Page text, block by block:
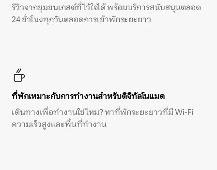
รีวิวจากชุมชนเกสต์ที่ไว้ใจได้ พร้อมบริการสนับสนุนตลอด
24 ชั่วโมงทุกวันตลอดการเข้าพักระยะยาว
ที่พักเหมาะกับการทำงานสำหรับดิจิทัลโนแมด
เดินทางเพื่อทำงานใช่ไหม? หาที่พักระยะยาวที่มี Wi-Fi
ความเร็วสูงและพื้นที่ทำงาน